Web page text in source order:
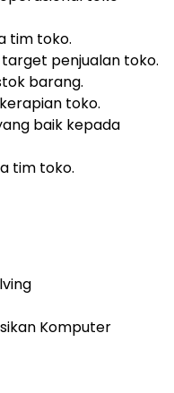
tim toko.
penjualan toko.
barang.
toko.
baik kepada
tim toko.
Komputer